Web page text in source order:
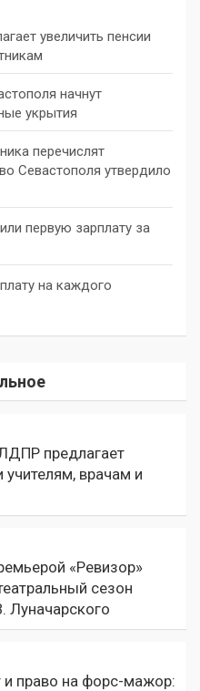
увеличить пенсии
начнут
укрытия
перечислят
Севастополя утвердило
первую зарплату за
на каждого
предлагает
учителям, врачам и
«Ревизор»
сезон
Луначарского
право на форс-мажор: